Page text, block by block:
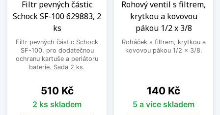
Filtr pevných částic
Schock SF-100 629883, 2
ks
Filtr pevných částic Schock
SF-100, pro dodatečnou
ochranu kartuše a perlátoru
baterie. Sada 2 ks.
Cena
510 Kč
2 ks skladem
Rohový ventil s filtrem,
krytkou a kovovou
pákou 1/2 x 3/8
Roháček s filtrem, krytkou a
kovovou pákou 1/2 x 3/8.
Cena
140 Kč
5 a více skladem